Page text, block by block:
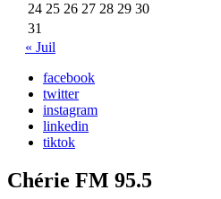
24 25 26 27 28 29 30
31
« Juil
facebook
twitter
instagram
linkedin
tiktok
Chérie FM 95.5